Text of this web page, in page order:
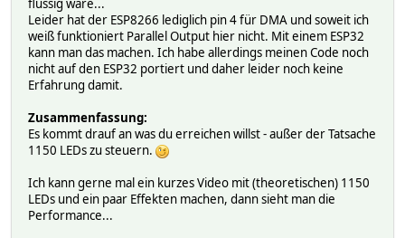
uint32_t Wheel(byte WheelPos) {
WheelPos = 255 - WheelPos;
if(WheelPos < 85) {
return stripe_color(255 - WheelPos * 3, 0, WheelPos
}
if(WheelPos < 170) {
return stripe_color(0, WheelPos * 3, 255 - WheelPos
}
WheelPos -= 170;
}
int colorVal(char c) {
flüssig wäre...
Leider hat der ESP8266 lediglich pin 4 für DMA und soweit ich
weiß funktioniert Parallel Output hier nicht. Mit einem ESP32
kann man das machen. Ich habe allerdings meinen Code noch
nicht auf den ESP32 portiert und daher leider noch keine
Erfahrung damit.
Zusammenfassung:
Es kommt drauf an was du erreichen willst - außer der Tatsache
1150 LEDs zu steuern.
Ich kann gerne mal ein kurzes Video mit (theoretischen) 1150
LEDs und ein paar Effekten machen, dann sieht man die
Performance...